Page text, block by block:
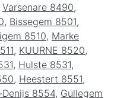
Varsenare 8490,
, Bissegem 8501,
8510, Marke
, KUURNE 8520,
, Hulste 8531,
, Heestert 8551,
8554, Gullegem